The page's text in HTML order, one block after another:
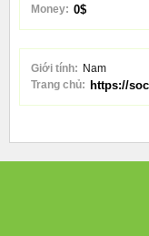
Money: 0$
Giới tính: Nam
Trang chủ: https://